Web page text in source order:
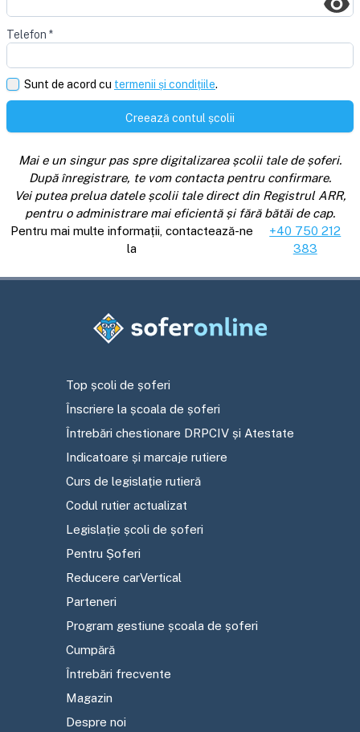
Telefon *
Sunt de acord cu termenii și condițiile.
Creează contul școlii
Mai e un singur pas spre digitalizarea școlii tale de șoferi.
După înregistrare, te vom contacta pentru confirmare.
Vei putea prelua datele școlii tale direct din Registrul ARR,
pentru o administrare mai eficientă și fără bătăi de cap.
Pentru mai multe informații, contactează-ne
la
+40 750 212
383
Top școli de șoferi
Înscriere la școala de șoferi
Întrebări chestionare DRPCIV și Atestate
Indicatoare și marcaje rutiere
Curs de legislație rutieră
Codul rutier actualizat
Legislație școli de șoferi
Pentru Șoferi
Reducere carVertical
Parteneri
Program gestiune școala de șoferi
Cumpără
Întrebări frecvente
Magazin
Despre noi